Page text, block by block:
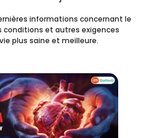
informations concernant le
et autres exigences
plus saine et meilleure.